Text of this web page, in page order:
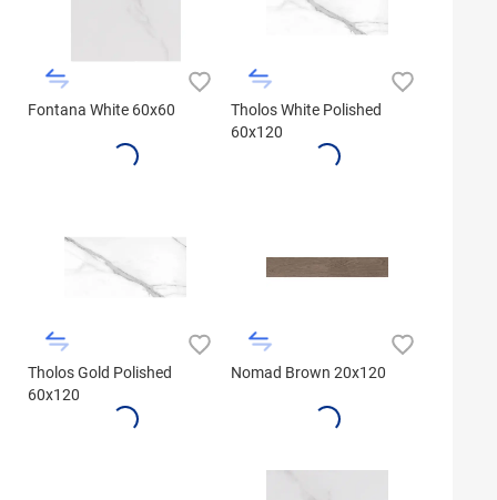
Fontana White 60x60
Tholos White Polished
60x120
Tholos Gold Polished
60x120
Nomad Brown 20x120